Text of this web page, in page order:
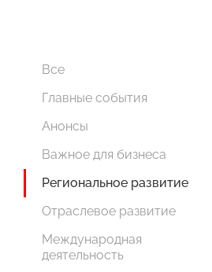
Все
Главные события
Анонсы
Важное для бизнеса
Региональное развитие
Отраслевое развитие
Международная
деятельность